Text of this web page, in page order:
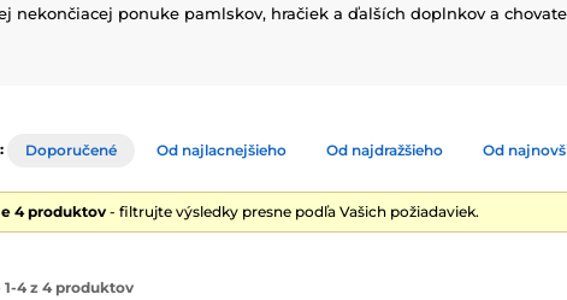
nekončiacej ponuke pamlskov, hračiek a ďalších doplnkov a
Doporučené Od najlacnejšieho Od najdražšieho Od
4 produktov- filtrujte výsledky presne podľa Vašich požiadaviek.
4 z 4 produktov